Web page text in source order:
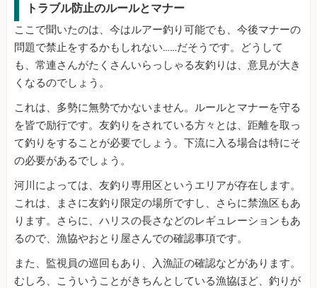
トラブル防止のルールとマナー
ここで聞いたのは、今はルアー釣り可能でも、今後マナーの
問題で禁止をするかもしれない……だそうです。どうして
も、常連さんがたくさんいらっしゃる友釣りは、意見が大き
くなるのでしょう。
これは、多勢に無勢でかないません。ルールとマナーを守る
を皆で励行です。友釣りをされている方々とは、距離を取っ
て釣りをすることが必要でしょう。下流に入る場合は特にそ
の必要があるでしょう。
河川によっては、友釣り専用区というエリアが存在します。
これは、まさに友釣り限定の場所ですし、さらに禁漁区もあ
ります。さらに、ハリスの長さなどのレギュレーションもあ
るので、漁協やおとり屋さんでの確認事項です。
また、監視員の巡回もあり、入漁証の確認などがあります。
むしろ、こういうことがきちんとしている漁協ほど、釣りが